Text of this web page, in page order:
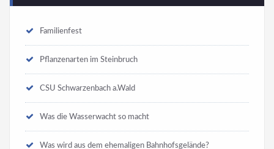
Familienfest
Pflanzenarten im Steinbruch
CSU Schwarzenbach a.Wald
Was die Wasserwacht so macht
Was wird aus dem ehemaligen Bahnhofsgelände?